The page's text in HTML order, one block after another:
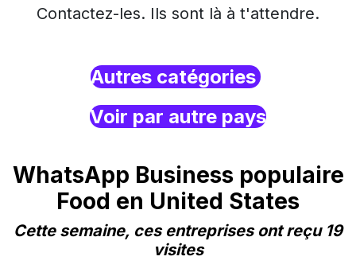
Contactez-les. Ils sont là à t'attendre.
Autres catégories
Voir par autre pays
WhatsApp Business populaire
Food en United States
Cette semaine, ces entreprises ont reçu 19
visites